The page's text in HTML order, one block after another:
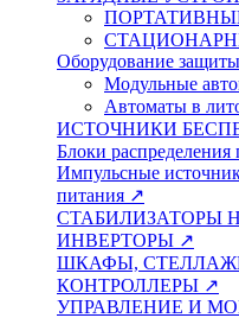
Оборудование
Модульные
Автоматы в
ИСТОЧНИКИ
Блоки
Импульсные
питания ↗
СТАБИЛИЗАТОРЫ
ИНВЕРТОРЫ ↗
ШКАФЫ,
КОНТРОЛЛЕРЫ ↗
УПРАВЛЕНИЕ И